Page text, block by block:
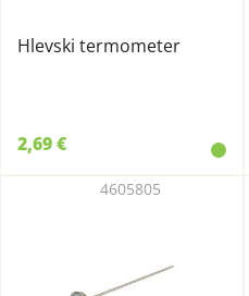
Hlevski termometer
2,69 €
4605805